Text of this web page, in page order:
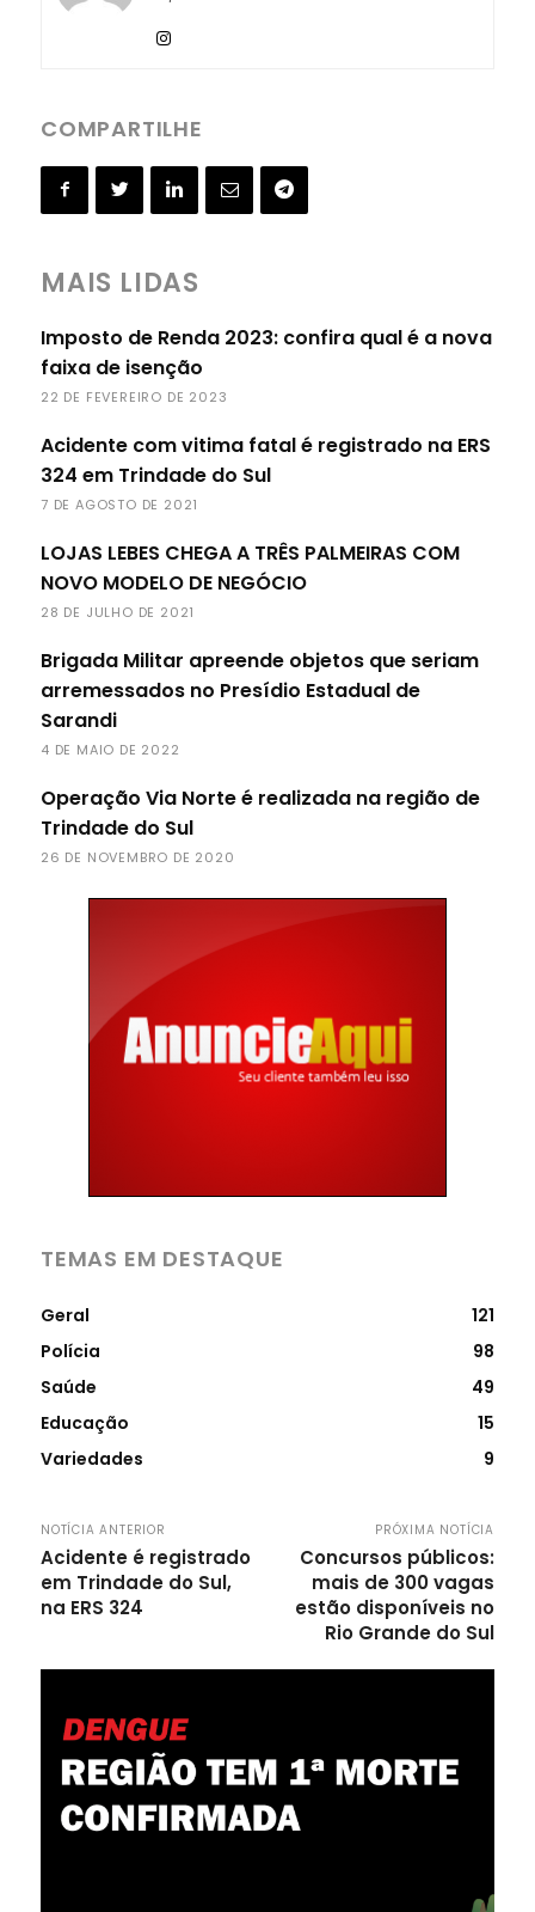
COMPARTILHE
MAIS LIDAS
Imposto de Renda 2023: confira qual é a nova
faixa de isenção
22 DE FEVEREIRO DE 2023
Acidente com vitima fatal é registrado na ERS
324 em Trindade do Sul
7 DE AGOSTO DE 2021
LOJAS LEBES CHEGA A TRÊS PALMEIRAS COM
NOVO MODELO DE NEGÓCIO
28 DE JULHO DE 2021
Brigada Militar apreende objetos que seriam
arremessados no Presídio Estadual de
Sarandi
4 DE MAIO DE 2022
Operação Via Norte é realizada na região de
Trindade do Sul
26 DE NOVEMBRO DE 2020
TEMAS EM DESTAQUE
Geral
121
Polícia
98
Saúde
49
Educação
15
Variedades
9
NOTÍCIA ANTERIOR
Acidente é registrado
em Trindade do Sul,
na ERS 324
PRÓXIMA NOTÍCIA
Concursos públicos:
mais de 300 vagas
estão disponíveis no
Rio Grande do Sul